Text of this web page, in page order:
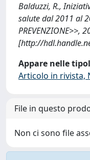
Balduzzi, R.,
salute dal 2011 al
PREVENZIONE>>,
[http://
Appare nelle
Articolo in rivista,
File in questo
Non ci sono file